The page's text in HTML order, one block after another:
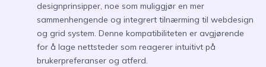
designprinsipper, noe som muliggjør en mer
sammenhengende og integrert tilnærming til webdesign
og grid system. Denne kompatibiliteten er avgjørende
for å lage nettsteder som reagerer intuitivt på
brukerpreferanser og atferd.